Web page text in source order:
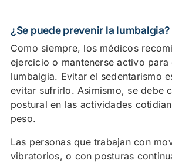
¿Se puede prevenir la lumbalgia?
Como siempre, los médicos
ejercicio o mantenerse activo para
lumbalgia. Evitar el sedentarismo
evitar sufrirlo. Asimismo, se debe
postural en las actividades
peso.
Las personas que trabajan con
vibratorios, o con posturas